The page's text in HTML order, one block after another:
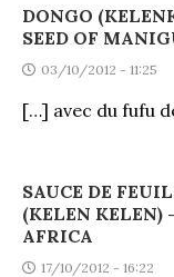
DONGO
SEED OF
03/10/2012 - 11:25
[…] avec du fufu
SAUCE DE
(KELEN KELEN)
AFRICA
17/10/2012 - 16:22